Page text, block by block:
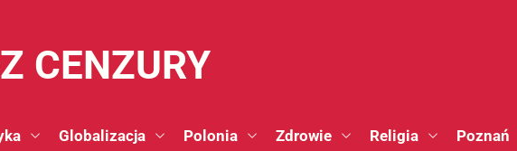
CENZURY
Globalizacja Polonia Zdrowie Religia Poznań